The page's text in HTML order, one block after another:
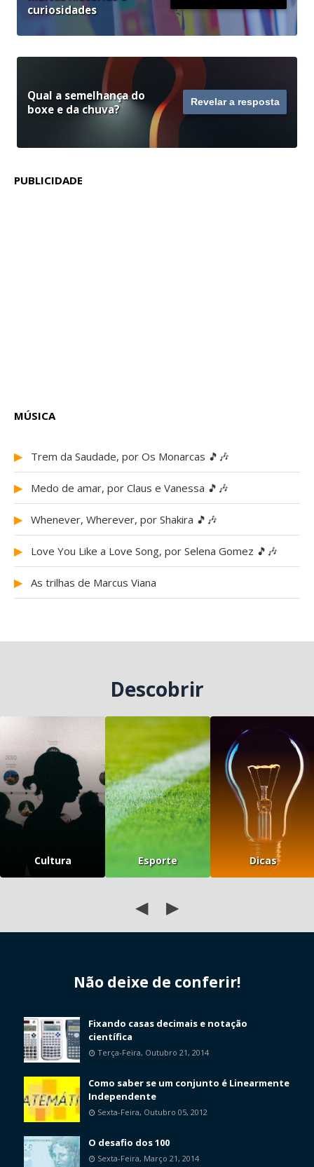
curiosidades
Qual a semelhança do
boxe e da chuva?
Revelar a resposta
PUBLICIDADE
MÚSICA
▶ Trem da Saudade, por Os Monarcas 🎵🎶
▶ Medo de amar, por Claus e Vanessa 🎵🎶
▶ Whenever, Wherever, por Shakira 🎵🎶
▶ Love You Like a Love Song, por Selena Gomez 🎵🎶
▶ As trilhas de Marcus Viana
Descobrir
Cultura Esporte Dicas
◀ ▶
Não deixe de conferir!
Fixando casas decimais e notação
científica
Terça-Feira, Outubro 21, 2014
Como saber se um conjunto é Linearmente
Independente
Sexta-Feira, Outubro 05, 2012
O desafio dos 100
Sexta-Feira, Março 21, 2014